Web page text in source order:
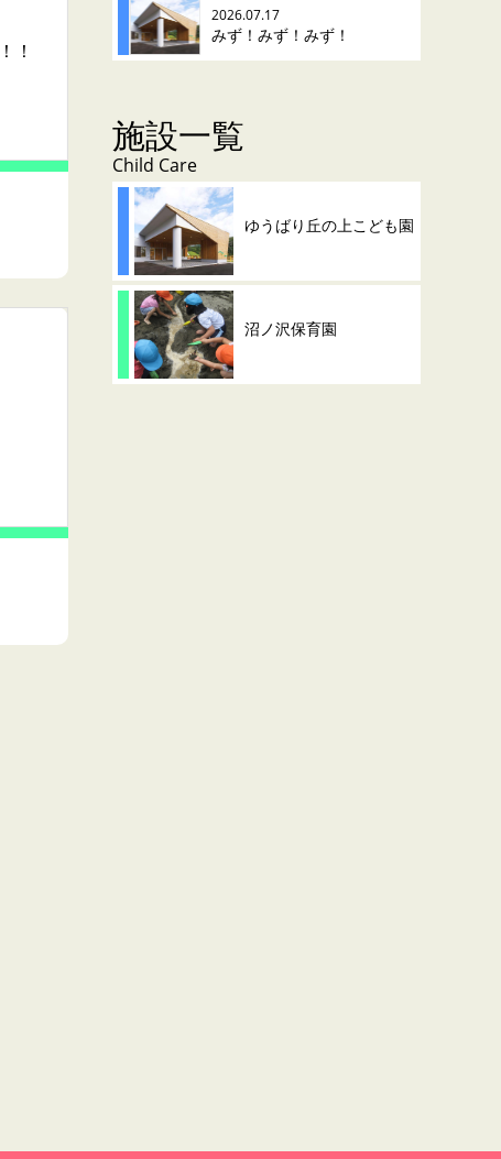
！
2026.07.17
みず！みず！みず！
施設一覧
Child Care
ゆうばり丘の上こども園
沼ノ沢保育園